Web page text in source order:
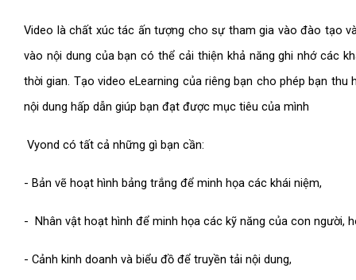
Video là chất xúc tác ấn tượng cho sự tham gia vào đào tạo
vào nội dung của bạn có thể cải thiện khả năng ghi nhớ các
thời gian. Tạo video eLearning của riêng bạn cho phép bạn
nội dung hấp dẫn giúp bạn đạt được mục tiêu của mình
Vyond có tất cả những gì bạn cần:
- Bản vẽ hoạt hình bảng trắng để minh họa các khái niệm,
- Nhân vật hoạt hình để minh họa các kỹ năng của con người,
- Cảnh kinh doanh và biểu đồ để truyền tải nội dung,